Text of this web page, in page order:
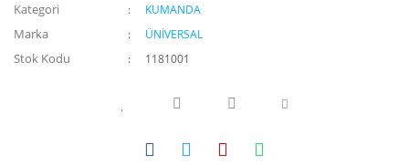
Kategori KUMANDA
Marka ÜNİVERSAL
Stok Kodu 1181001